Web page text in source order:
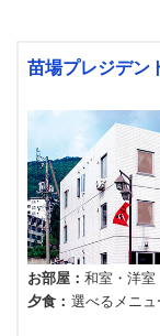
苗場プレジデン
お部屋 和室
洋室
夕食
選べるメニュ